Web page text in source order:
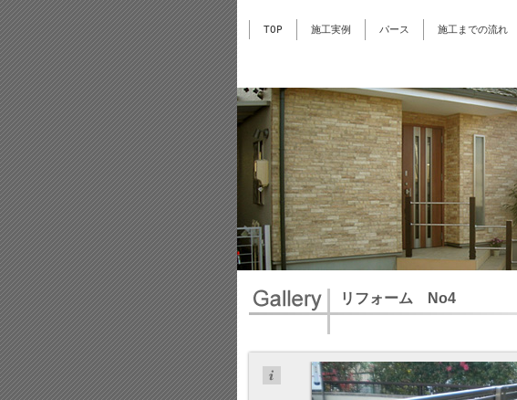
TOP 施工実例 パース 施工までの流れ
リフォーム No4